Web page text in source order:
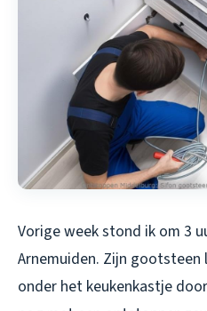
Vorige week stond ik om 3
Arnemuiden. Zijn
onder het keukenkastje